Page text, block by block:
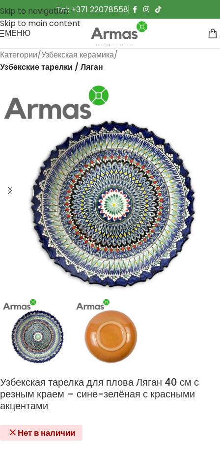
Skip to navigation
Skip to main content
Tel: +371 22078558
МЕНЮ
Категории Узбекская керамика
Узбекские тарелки / Ляган
Узбекская тарелка для плова Ляган 40 см с
резным краем – сине-зелёная с красными
акцентами
Нет в наличии